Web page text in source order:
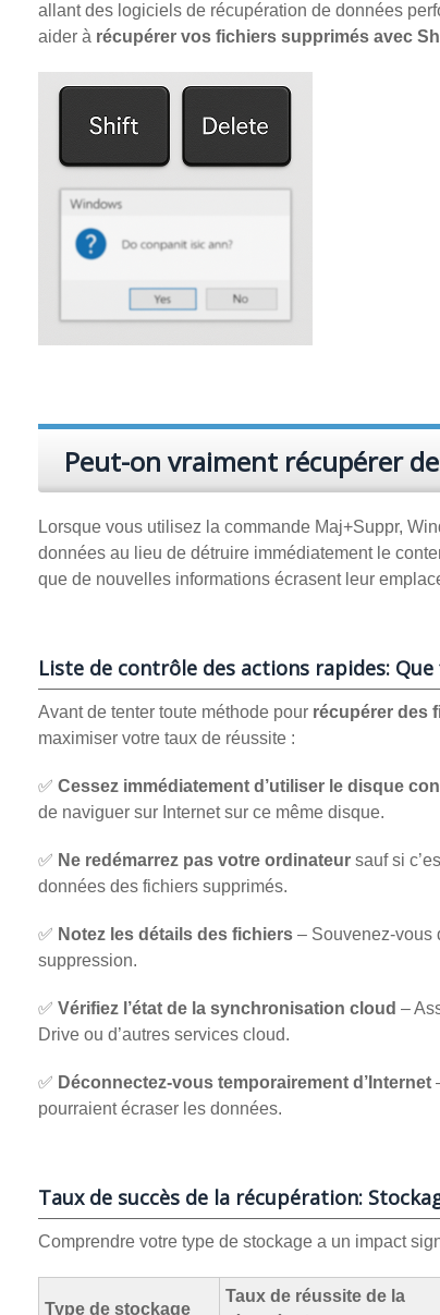
allant des logiciels de récupération de données
aider à récupérer vos fichiers supprimés avec
Peut-on vraiment récupérer
Lorsque vous utilisez la commande Maj+Suppr,
données au lieu de détruire immédiatement le
que de nouvelles informations écrasent leur
Liste de contrôle des actions rapides:
Avant de tenter toute méthode pour récupérer des
maximiser votre taux de réussite :
✅ Cessez immédiatement d’utiliser le disque
de naviguer sur Internet sur ce même disque.
✅ Ne redémarrez pas votre ordinateur sauf si
données des fichiers supprimés.
✅ Notez les détails des fichiers – Souvenez-vous
suppression.
✅ Vérifiez l’état de la synchronisation cloud –
Drive ou d’autres services cloud.
✅ Déconnectez-vous temporairement d’Internet
pourraient écraser les données.
Taux de succès de la récupération:
Comprendre votre type de stockage a un impact
Type de stockage
Taux de réussite de la